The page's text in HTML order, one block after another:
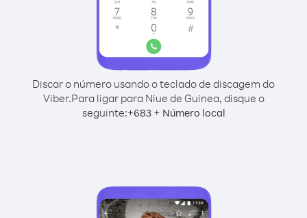
Discar o número usando o teclado de discagem do
Viber.Para ligar para Niue de Guinea, disque o
seguinte:+683+ Número local